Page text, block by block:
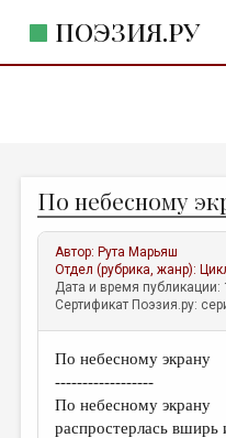
ПОЭЗИЯ.РУ
ЖАНРЫ
АВТОРЫ
КОММЕНТАРИИ
ЛИТСАЛОН
НОВОСТИ
ПРАВИЛА САЙТА
По небесному
Автор: Рута Марьяш
Отдел (рубрика, жанр):
Дата и время публикации:
Сертификат Поэзия.ру:
По небесному экрану
------------------
По небесному экрану
распростерлась вширь